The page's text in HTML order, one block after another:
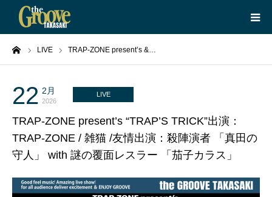
LIVE TRAP-ZONE present’s &…
22 2月
2026
LIVE
TRAP-ZONE present’s “TRAP’S TRICK”出演：
TRAP-ZONE / 雑猫 /友情出演：殺陣演者 「真田の
守人」 with 謎の覆面レスラー 「茄子カラス」
HOME
LIVE
EQUIPMENT
BOOKING
ABOUT